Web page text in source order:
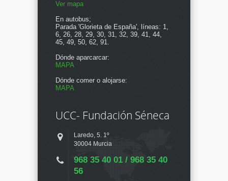
Ver mapa
En autobus;
Parada 'Glorieta de España', líneas: 1,
6, 26, 28, 29, 30, 31, 32, 39, 41, 44,
45, 49, 50, 62, 91.
Dónde aparcarcar:
MAPA
Dónde comer o alojarse:
MAPA
UCC- Fundación Séneca
Laredo, 5. 1º
30004 Murcia
968 35 40 01 / 968 35 40
56